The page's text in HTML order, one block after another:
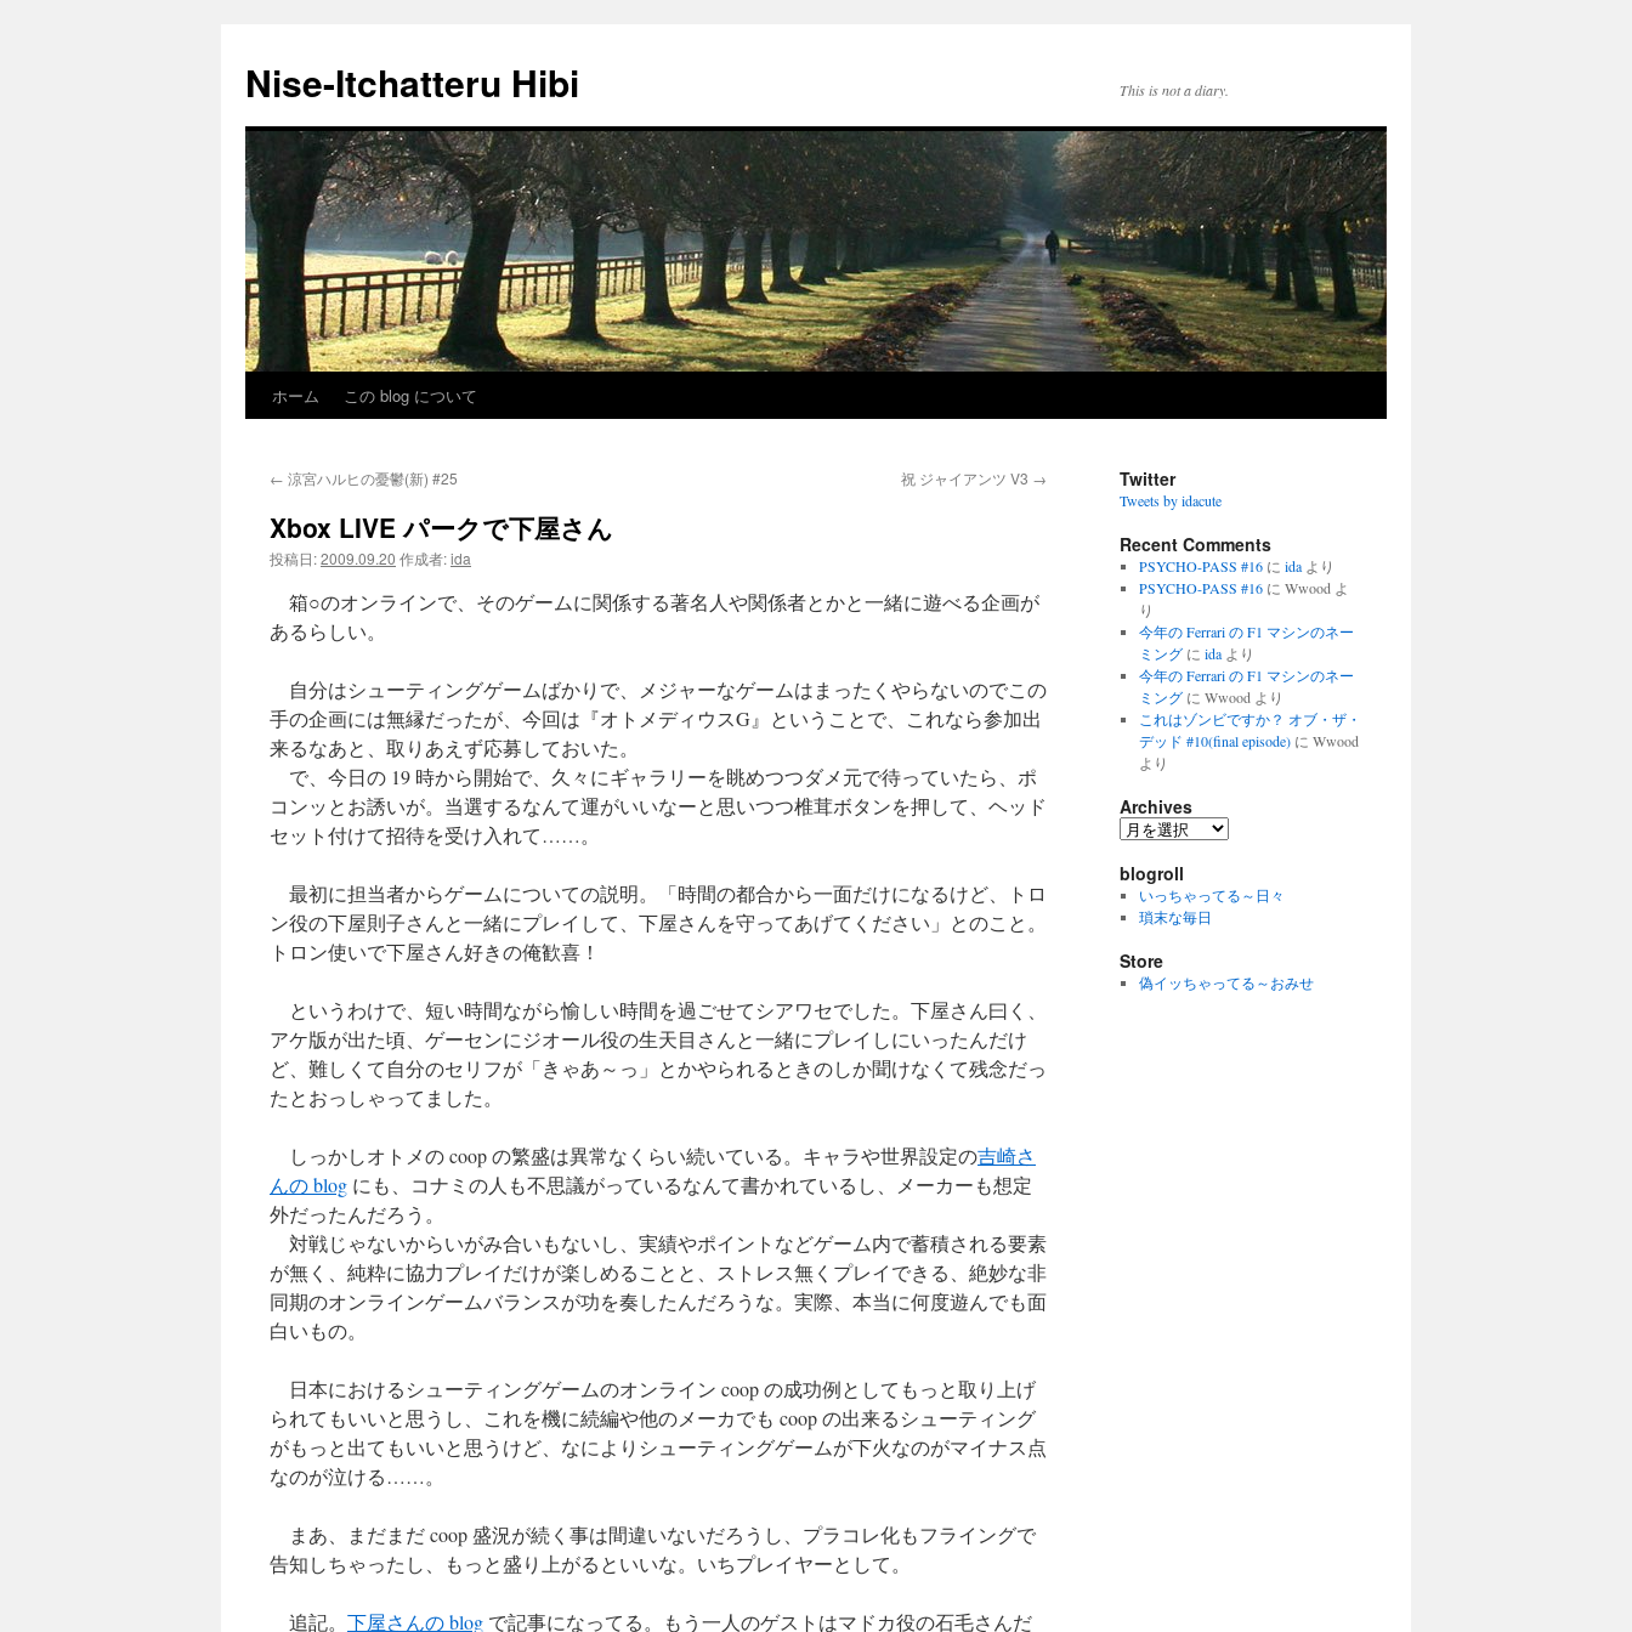
Nise-Itchatteru Hibi This is not a diary.
ン
キ
ホーム この blog について
← 涼宮ハルヒの憂鬱(新) #25 祝 ジャイアンツ V3 →
Xbox LIVE パークで下屋さん
投稿日:2009.09.20 作成者:ida
箱○のオンラインで、そのゲームに関係する著名人や関係者とかと一緒に遊べる企画が
あるらしい。
自分はシューティングゲームばかりで、メジャーなゲームはまったくやらないのでこの
手の企画には無縁だったが、今回は『オトメディウスG』ということで、これなら参加出
来るなあと、取りあえず応募しておいた。
で、今日の 19 時から開始で、久々にギャラリーを眺めつつダメ元で待っていたら、ポ
コンッとお誘いが。当選するなんて運がいいなーと思いつつ椎茸ボタンを押して、ヘッド
セット付けて招待を受け入れて……。
最初に担当者からゲームについての説明。「時間の都合から一面だけになるけど、トロ
ン役の下屋則子さんと一緒にプレイして、下屋さんを守ってあげてください」とのこと。
トロン使いで下屋さん好きの俺歓喜！
というわけで、短い時間ながら愉しい時間を過ごせてシアワセでした。下屋さん曰く、
アケ版が出た頃、ゲーセンにジオール役の生天目さんと一緒にプレイしにいったんだけ
ど、難しくて自分のセリフが「きゃあ～っ」とかやられるときのしか聞けなくて残念だっ
たとおっしゃってました。
しっかしオトメの coop の繁盛は異常なくらい続いている。キャラや世界設定の吉崎さ
んの blog にも、コナミの人も不思議がっているなんて書かれているし、メーカーも想定
外だったんだろう。
対戦じゃないからいがみ合いもないし、実績やポイントなどゲーム内で蓄積される要素
が無く、純粋に協力プレイだけが楽しめることと、ストレス無くプレイできる、絶妙な非
同期のオンラインゲームバランスが功を奏したんだろうな。実際、本当に何度遊んでも面
白いもの。
日本におけるシューティングゲームのオンライン coop の成功例としてもっと取り上げ
られてもいいと思うし、これを機に続編や他のメーカでも coop の出来るシューティング
がもっと出てもいいと思うけど、なによりシューティングゲームが下火なのがマイナス点
なのが泣ける……。
まあ、まだまだ coop 盛況が続く事は間違いないだろうし、プラコレ化もフライングで
告知しちゃったし、もっと盛り上がるといいな。いちプレイヤーとして。
追記。 下屋さんの blog で記事になってる。もう一人のゲストはマドカ役の石毛さんだ
Twitter
Tweets by idacute
Recent Comments
PSYCHO-PASS #16に idaより
PSYCHO-PASS #16に Wwood よ
り
今年の Ferrari の F1 マシンのネー
ミングに idaより
今年の Ferrari の F1 マシンのネー
ミングに Wwood より
これはゾンビですか？ オブ・ザ・
デッド #10(final episode)に Wwood
より
Archives
Archives
blogroll
いっちゃってる～日々
瑣末な毎日
Store
偽イッちゃってる～おみせ